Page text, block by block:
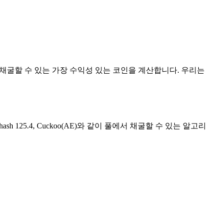
굴할 수 있는 가장 수익성 있는 코인을 계산합니다. 우리는
125.4, Cuckoo(AE)와 같이 풀에서 채굴할 수 있는 알고리